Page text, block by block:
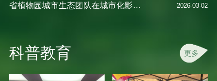
省植物园城市生态团队在城市化影响湿地N2O排放及氮循环机制研究中取得进展 2026-03-02
科普教育 更多